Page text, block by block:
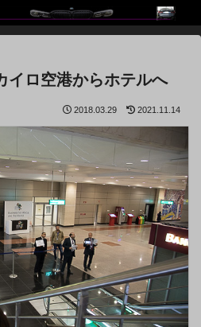
イロ空港からホテルへ
2018.03.29 2021.11.14